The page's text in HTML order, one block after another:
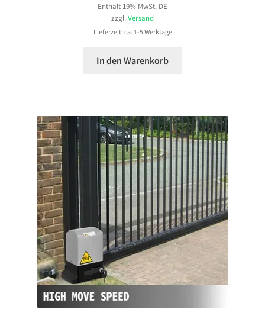
Enthält 19% MwSt. DE
zzgl. Versand
Lieferzeit: ca. 1-5 Werktage
In den Warenkorb